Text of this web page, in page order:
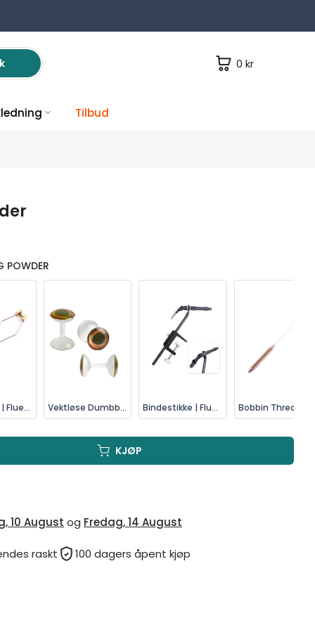
ORDRE OVER 1500,-
0 kr
Tilbud
POWDER
Trådholder | Fluebinding Vektløse Dumbbell Øyne | Fluebinding Bindestikke | Fluebinding
KJØP
10 August og Fredag, 14 August
raskt 100 dagers åpent kjøp